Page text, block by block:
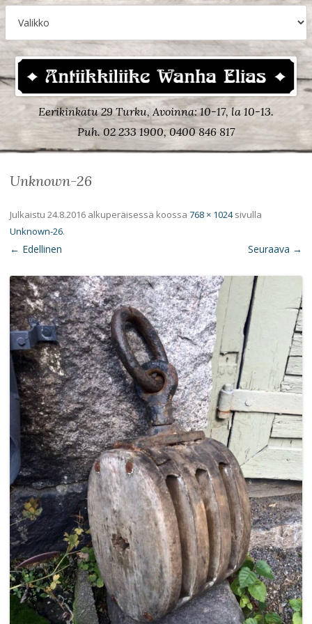
Eerikinkatu 29 Turku, Avoinna: 10-17, la 10-13.
Puh. 02 233 1900, 0400 846 817
Unknown-26
Julkaistu 24.8.2016 alkuperäisessä koossa 768 × 1024sivulla
Unknown-26.
← Edellinen Seuraava →